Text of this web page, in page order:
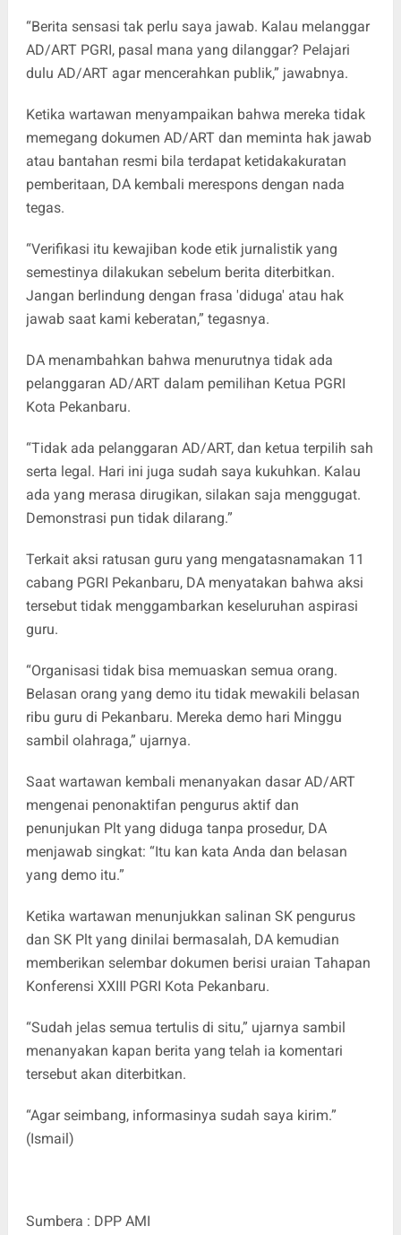
“Berita sensasi tak perlu saya jawab. Kalau melanggar
AD/ART PGRI, pasal mana yang dilanggar? Pelajari
dulu AD/ART agar mencerahkan publik,” jawabnya.
Ketika wartawan menyampaikan bahwa mereka tidak
memegang dokumen AD/ART dan meminta hak jawab
atau bantahan resmi bila terdapat ketidakakuratan
pemberitaan, DA kembali merespons dengan nada
tegas.
“Verifikasi itu kewajiban kode etik jurnalistik yang
semestinya dilakukan sebelum berita diterbitkan.
Jangan berlindung dengan frasa 'diduga' atau hak
jawab saat kami keberatan,” tegasnya.
DA menambahkan bahwa menurutnya tidak ada
pelanggaran AD/ART dalam pemilihan Ketua PGRI
Kota Pekanbaru.
“Tidak ada pelanggaran AD/ART, dan ketua terpilih sah
serta legal. Hari ini juga sudah saya kukuhkan. Kalau
ada yang merasa dirugikan, silakan saja menggugat.
Demonstrasi pun tidak dilarang.”
Terkait aksi ratusan guru yang mengatasnamakan 11
cabang PGRI Pekanbaru, DA menyatakan bahwa aksi
tersebut tidak menggambarkan keseluruhan aspirasi
guru.
“Organisasi tidak bisa memuaskan semua orang.
Belasan orang yang demo itu tidak mewakili belasan
ribu guru di Pekanbaru. Mereka demo hari Minggu
sambil olahraga,” ujarnya.
Saat wartawan kembali menanyakan dasar AD/ART
mengenai penonaktifan pengurus aktif dan
penunjukan Plt yang diduga tanpa prosedur, DA
menjawab singkat: “Itu kan kata Anda dan belasan
yang demo itu.”
Ketika wartawan menunjukkan salinan SK pengurus
dan SK Plt yang dinilai bermasalah, DA kemudian
memberikan selembar dokumen berisi uraian Tahapan
Konferensi XXIII PGRI Kota Pekanbaru.
“Sudah jelas semua tertulis di situ,” ujarnya sambil
menanyakan kapan berita yang telah ia komentari
tersebut akan diterbitkan.
“Agar seimbang, informasinya sudah saya kirim.”
(Ismail)
Sumbera : DPP AMI